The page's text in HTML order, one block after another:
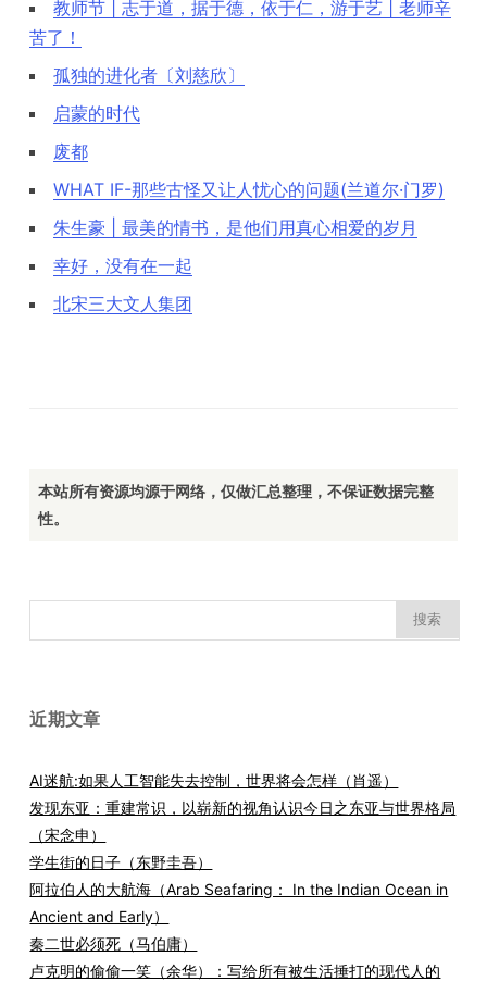
教师节 | 志于道，据于德，依于仁，游于艺 | 老师辛
苦了！
孤独的进化者〔刘慈欣〕
启蒙的时代
废都
WHAT IF-那些古怪又让人忧心的问题(兰道尔·门罗)
朱生豪 | 最美的情书，是他们用真心相爱的岁月
幸好，没有在一起
北宋三大文人集团
本站所有资源均源于网络，仅做汇总整理，不保证数据完整
性。
索：
近期文章
AI迷航:如果人工智能失去控制，世界将会怎样（肖遥）
发现东亚：重建常识，以崭新的视角认识今日之东亚与世界格局
（宋念申）
学生街的日子（东野圭吾）
阿拉伯人的大航海（Arab Seafaring： In the Indian Ocean in
Ancient and Early）
秦二世必须死（马伯庸）
卢克明的偷偷一笑（余华）：写给所有被生活捶打的现代人的